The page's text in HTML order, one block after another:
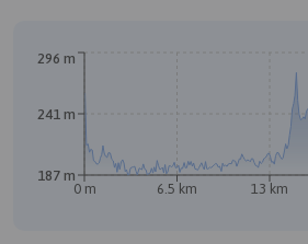
0 m 6.5 km 13 km
187 m
241 m
296 m